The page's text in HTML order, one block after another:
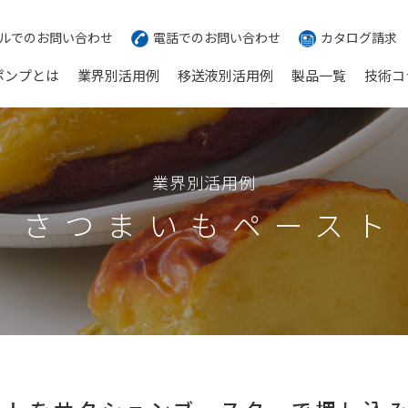
でのお問い合わせ 電話でのお問い合わせ カタログ請求
ンプとは 業界別活用例 移送液別活用例 製品一覧 技術
業界別活用例
さつまいもペースト